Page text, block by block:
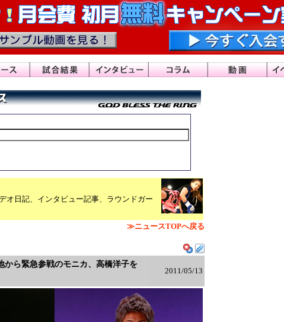
オ日記、インタビュー記事、ラウンドガー
≫ニュースTOPへ戻る
から緊急参戦のモニカ、高橋洋子を
2011/05/13